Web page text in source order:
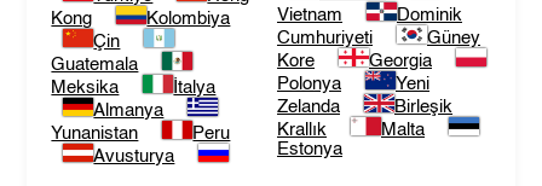
Kong
Kolombiya
Çin
Guatemala
Meksika
İtalya
Almanya
Yunanistan
Peru
Avusturya
Vietnam
Dominik
Cumhuriyeti
Güney
Kore
Georgia
Polonya
Yeni
Zelanda
Birleşik
Krallık
Malta
Estonya